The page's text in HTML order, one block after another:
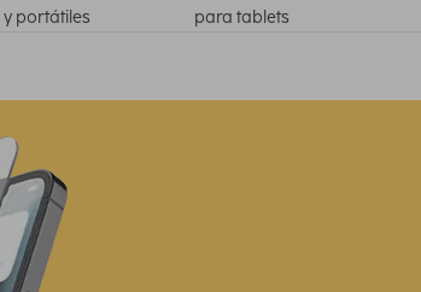
y portátiles
para tablets